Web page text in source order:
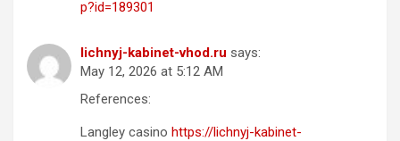
p?id=189301
lichnyj-kabinet-vhod.ru says:
May 12, 2026 at 5:12 AM
References:
Langley casino https://lichnyj-kabinet-